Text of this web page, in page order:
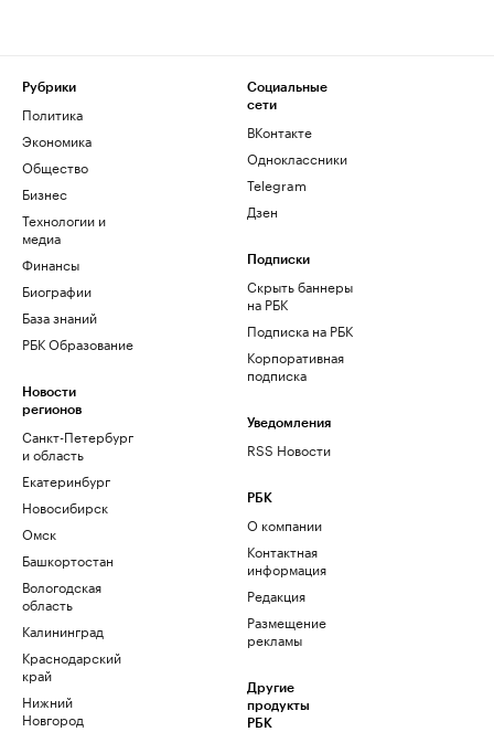
Рубрики
Политика
Экономика
Общество
Бизнес
Технологии и
медиа
Финансы
Биографии
База знаний
РБК Образование
Новости
регионов
Санкт-Петербург
и область
Екатеринбург
Новосибирск
Омск
Башкортостан
Вологодская
область
Калининград
Краснодарский
край
Нижний
Новгород
Социальные
сети
ВКонтакте
Одноклассники
Telegram
Дзен
Подписки
Скрыть баннеры
на РБК
Подписка на РБК
Корпоративная
подписка
Уведомления
RSS Новости
РБК
О компании
Контактная
информация
Редакция
Размещение
рекламы
Другие
продукты
РБК